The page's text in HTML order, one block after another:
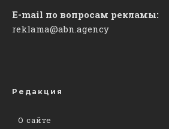
E-mail по вопросам рекламы:
reklama@abn.agency
Редакция
О сайте